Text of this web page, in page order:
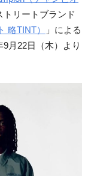
トリートブランド
略TINT）
」による
月22日（木）より